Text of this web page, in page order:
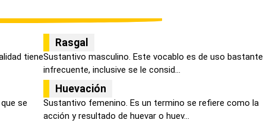
tiene
Rasgal
Sustantivo masculino. Este vocablo es de uso bastante
infrecuente, inclusive se le consid...
se
Huevación
Sustantivo femenino. Es un termino se refiere como la
acción y resultado de huevar o huev...